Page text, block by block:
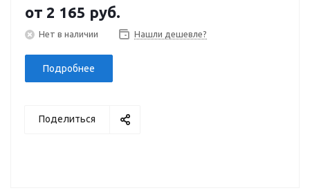
от 2 165 руб.
Нет в наличии Нашли дешевле?
Подробнее
Поделиться